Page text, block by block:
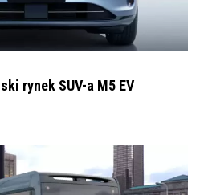
rynek SUV-a M5 EV